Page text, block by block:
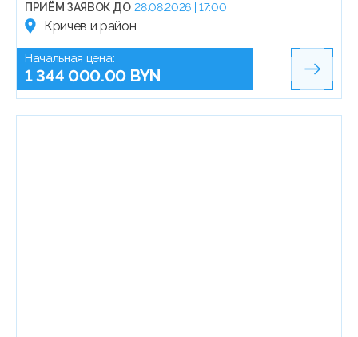
ПРИЁМ ЗАЯВОК ДО 28.08.2026 | 17:00
Кричев и район
Начальная цена:
1 344 000.00 BYN